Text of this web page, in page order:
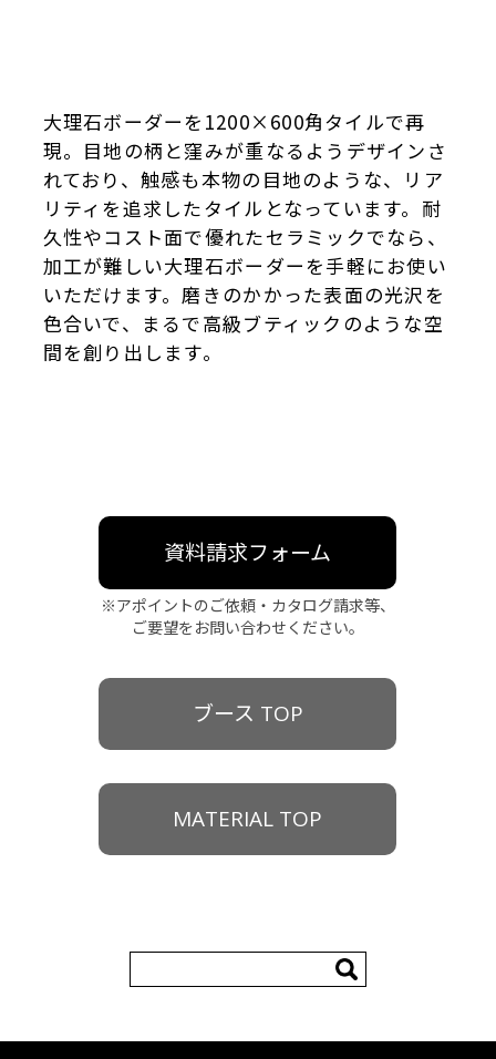
大理石ボーダーを1200×600角タイルで再
現。目地の柄と窪みが重なるようデザインさ
れており、触感も本物の目地のような、リア
リティを追求したタイルとなっています。耐
久性やコスト面で優れたセラミックでなら、
加工が難しい大理石ボーダーを手軽にお使い
いただけます。磨きのかかった表面の光沢を
色合いで、まるで高級ブティックのような空
間を創り出します。
資料請求フォーム
※アポイントのご依頼・カタログ請求等、
ご要望をお問い合わせください。
ブース TOP
MATERIAL TOP
索: